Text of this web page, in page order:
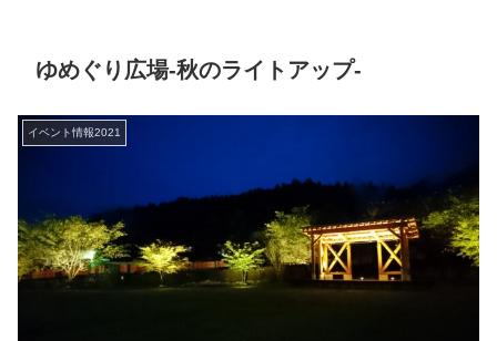
ゆめぐり広場-秋のライトアップ-
イベント情報2021